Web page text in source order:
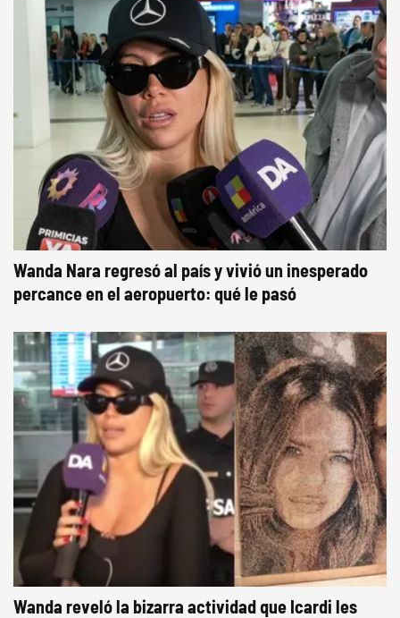
Wanda Nara regresó al país y vivió un inesperado
percance en el aeropuerto: qué le pasó
Wanda reveló la bizarra actividad que Icardi les